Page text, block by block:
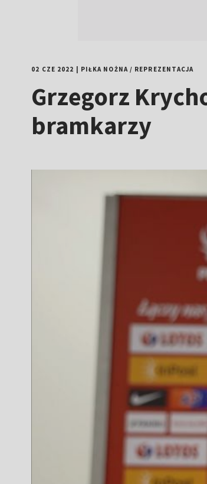
02 CZE 2022 PIŁKA NOŻNA/ REPREZENTACJA
Grzegorz
bramkarzy